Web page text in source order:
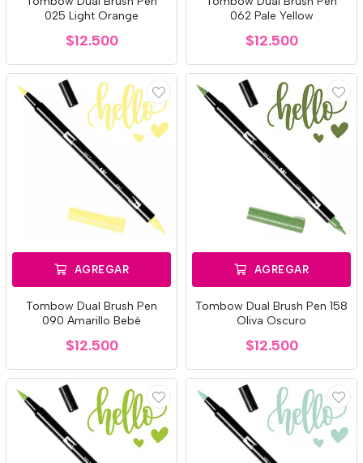
025 Light Orange
$12.500
062 Pale Yellow
$12.500
AGREGAR
Tombow Dual Brush Pen
090 Amarillo Bebé
$12.500
AGREGAR
Tombow Dual Brush Pen 158
Oliva Oscuro
$12.500